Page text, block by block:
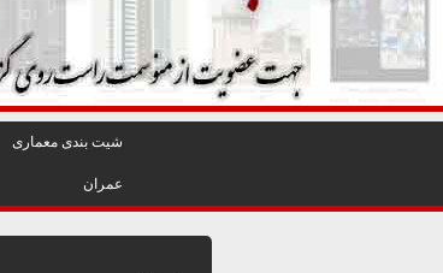
شيت بندی معماری
عمران